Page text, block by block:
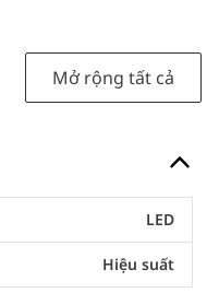
Mở rộng tất cả
LED
Hiệu suất